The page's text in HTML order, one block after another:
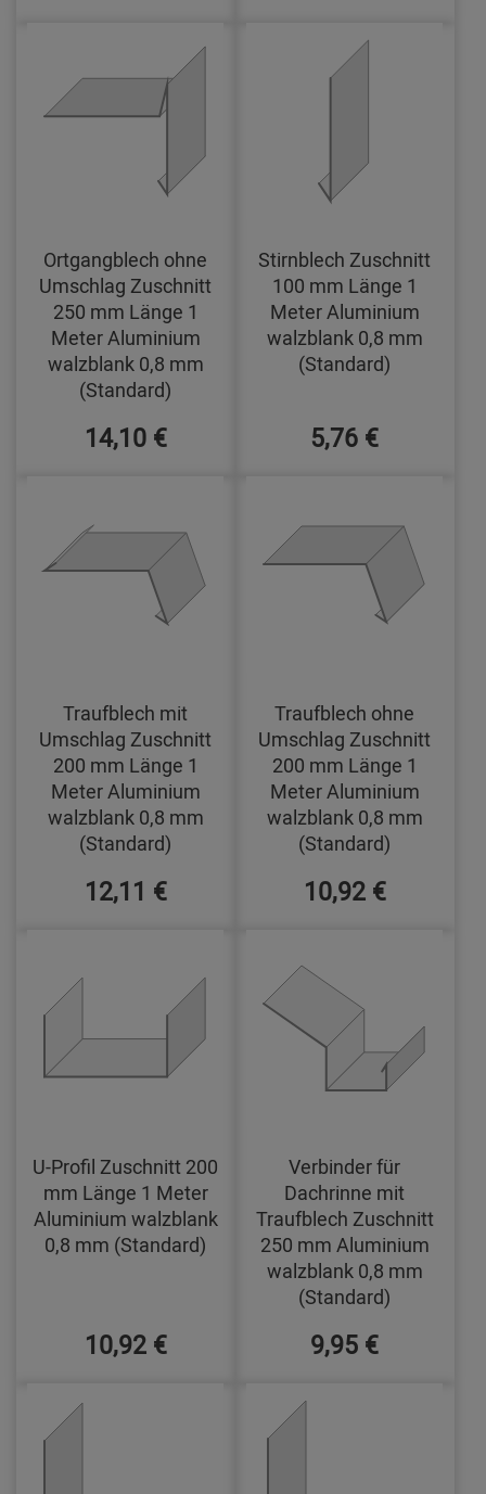
Ortgangblech ohne
Umschlag Zuschnitt
250 mm Länge 1
Meter Aluminium
walzblank 0,8 mm
(Standard)
14,10 €
Stirnblech Zuschnitt
100 mm Länge 1
Meter Aluminium
walzblank 0,8 mm
(Standard)
5,76 €
Traufblech mit
Umschlag Zuschnitt
200 mm Länge 1
Meter Aluminium
walzblank 0,8 mm
(Standard)
12,11 €
Traufblech ohne
Umschlag Zuschnitt
200 mm Länge 1
Meter Aluminium
walzblank 0,8 mm
(Standard)
10,92 €
U-Profil Zuschnitt 200
mm Länge 1 Meter
Aluminium walzblank
0,8 mm (Standard)
10,92 €
Verbinder für
Dachrinne mit
Traufblech Zuschnitt
250 mm Aluminium
walzblank 0,8 mm
(Standard)
9,95 €